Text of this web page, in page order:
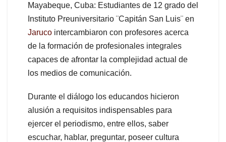
Mayabeque, Cuba: Estudiantes de 12 grado del
Instituto Preuniversitario ¨Capitán San Luis¨ en
Jaruco intercambiaron con profesores acerca
de la formación de profesionales integrales
capaces de afrontar la complejidad actual de
los medios de comunicación.
Durante el diálogo los educandos hicieron
alusión a requisitos indispensables para
ejercer el periodismo, entre ellos, saber
escuchar, hablar, preguntar, poseer cultura